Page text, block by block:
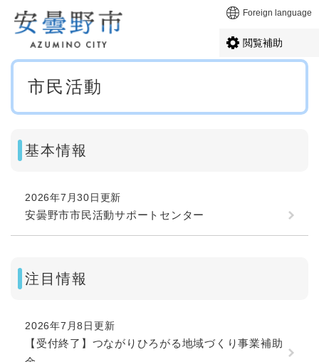
メニューを飛ばして本文へ Foreign language
閲覧補助
本
市民活動
基本情報
2026年7月30日更新
安曇野市市民活動サポートセンター
注目情報
2026年7月8日更新
【受付終了】つながりひろがる地域づくり事業補助